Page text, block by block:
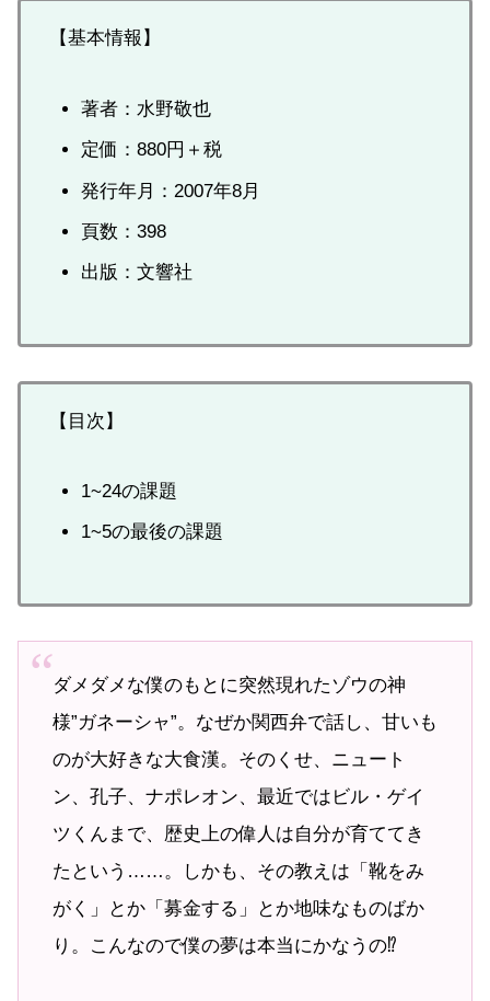
【基本情報】
著者：水野敬也
定価：880円＋税
発行年月：2007年8月
頁数：398
出版：文響社
【目次】
1~24の課題
1~5の最後の課題
ダメダメな僕のもとに突然現れたゾウの神
様”ガネーシャ”。なぜか関西弁で話し、甘いも
のが大好きな大食漢。そのくせ、ニュート
ン、孔子、ナポレオン、最近ではビル・ゲイ
ツくんまで、歴史上の偉人は自分が育ててき
たという……。しかも、その教えは「靴をみ
がく」とか「募金する」とか地味なものばか
り。こんなので僕の夢は本当にかなうの⁉